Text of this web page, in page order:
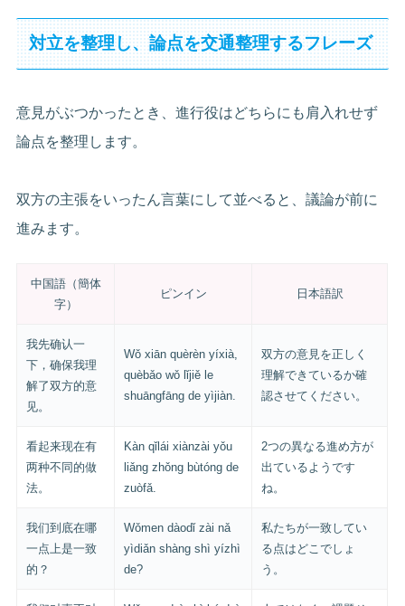
対立を整理し、論点を交通整理するフレーズ
意見がぶつかったとき、進行役はどちらにも肩入れせず
論点を整理します。
双方の主張をいったん言葉にして並べると、議論が前に
進みます。
中国語（簡体
字）
ピンイン 日本語訳
我先确认一
下，确保我理
解了双方的意
见。
Wǒ xiān quèrèn yíxià,
quèbǎo wǒ lǐjiě le
shuāngfāng de yìjiàn.
双方の意見を正しく
理解できているか確
認させてください。
看起来现在有
两种不同的做
法。
Kàn qǐlái xiànzài yǒu
liǎng zhǒng bùtóng de
zuòfǎ.
2つの異なる進め方が
出ているようです
ね。
我们到底在哪
一点上是一致
的？
Wǒmen dàodǐ zài nǎ
yìdiǎn shàng shì yízhì
de?
私たちが一致してい
る点はどこでしょ
う。